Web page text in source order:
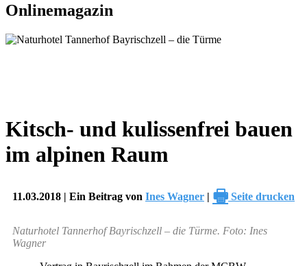
Onlinemagazin
Kitsch- und kulissenfrei bauen
im alpinen Raum
11.03.2018 | Ein Beitrag von Ines Wagner | 🖶 Seite drucken
Naturhotel Tannerhof Bayrischzell – die Türme. Foto: Ines
Wagner